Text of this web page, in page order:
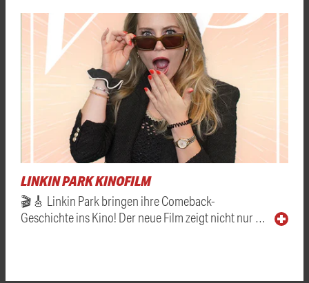
LINKIN PARK KINOFILM
🎬🎸 Linkin Park bringen ihre Comeback-
Geschichte ins Kino! Der neue Film zeigt nicht nur …